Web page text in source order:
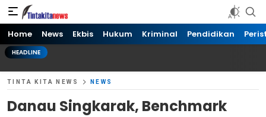
Tinta kita News
Informasi Terkini
Home News Ekbis Hukum Kriminal Pendidikan
HEADLINE
TINTA KITA NEWS NEWS
Danau Singkarak, Benchmark